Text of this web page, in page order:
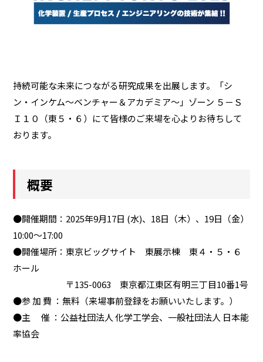
持続可能な未来につながる研究成果を出展します。「シ
ン・インケム～ベンチャー＆アカデミア～」ゾーン ５－Ｓ
Ｉ１０（東５・６）にて皆様のご来場を心よりお待ちして
おります。
概要
●開催期間：2025年9月17日 (水)、18日（木）、19日（金）
10:00～17:00
●開催場所：東京ビッグサイト 東展示棟 東４・５・６
ホール
〒135-0063 東京都江東区有明三丁目10番1号
●参 加 費 ：無料（来場事前登録をお願いいたします。）
●主 催 ：公益社団法人 化学工学会、一般社団法人 日本能
率協会